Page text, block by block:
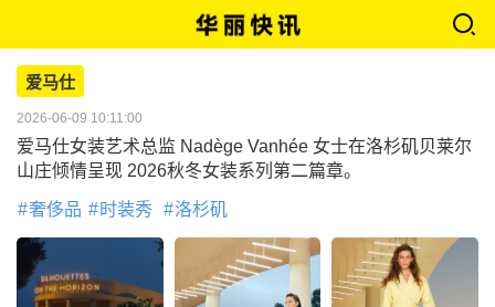
爱马仕
2026-06-09 10:11:00
爱马仕女装艺术总监 Nadège Vanhée 女士在洛杉矶贝莱尔
山庄倾情呈现 2026秋冬女装系列第二篇章。
奢侈品 时装秀 洛杉矶